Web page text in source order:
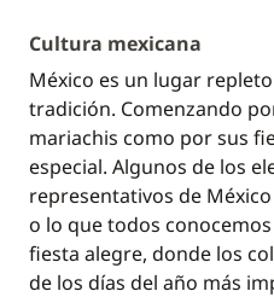
Cultura mexicana
México es un lugar
tradición. Comenzando
mariachis como por sus
especial. Algunos de los
representativos de
o lo que todos
fiesta alegre, donde los
de los días del año más